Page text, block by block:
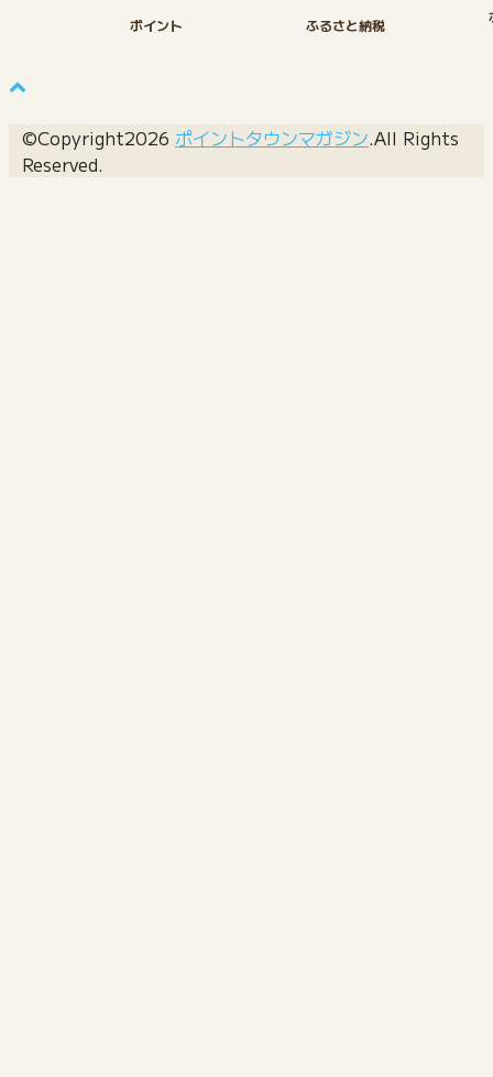
ポイント ふるさと納税
©Copyright2026 ポイントタウンマガジン.All Rights
Reserved.